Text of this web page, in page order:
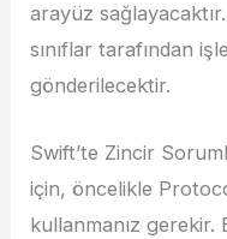
arayüz
sınıflar tarafından
gönderilecektir.
Swift’te Zincir
için, öncelikle
kullanmanız